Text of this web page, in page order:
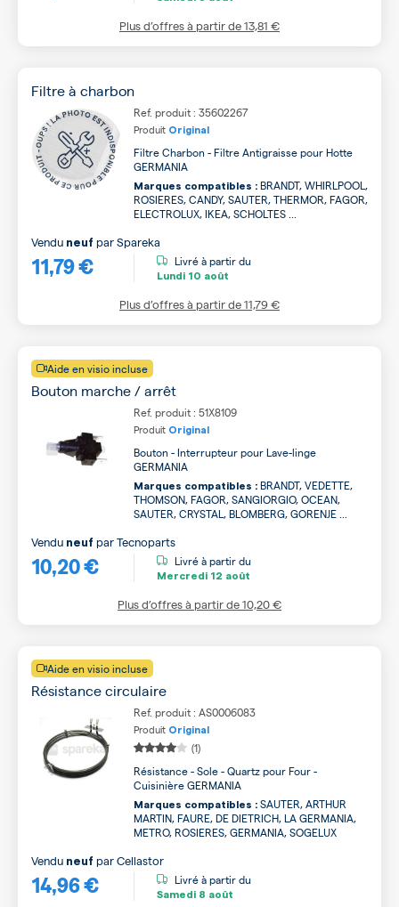
Plus d’offres à partir de13,81 €
Filtre à charbon
Ref. produit : 35602267
Produit Original
Filtre Charbon - Filtre Antigraisse pour Hotte
GERMANIA
Marques compatibles : BRANDT, WHIRLPOOL,
ROSIERES, CANDY, SAUTER, THERMOR, FAGOR,
ELECTROLUX, IKEA, SCHOLTES ...
11,79 €
Vendu neuf parSpareka
Livré à partir du
Lundi 10 août
Plus d’offres à partir de11,79 €
Aide en visio incluse
Bouton marche / arrêt
Ref. produit : 51X8109
Produit Original
Bouton - Interrupteur pour Lave-linge
GERMANIA
Marques compatibles : BRANDT, VEDETTE,
THOMSON, FAGOR, SANGIORGIO, OCEAN,
SAUTER, CRYSTAL, BLOMBERG, GORENJE ...
10,20 €
Vendu neuf parTecnoparts
Livré à partir du
Mercredi 12 août
Plus d’offres à partir de10,20 €
Aide en visio incluse
Résistance circulaire
Ref. produit : AS0006083
Produit Original
(1)
Résistance - Sole - Quartz pour Four -
Cuisinière GERMANIA
Marques compatibles : SAUTER, ARTHUR
MARTIN, FAURE, DE DIETRICH, LA GERMANIA,
METRO, ROSIERES, GERMANIA, SOGELUX
14,96 €
Vendu neuf parCellastor
Livré à partir du
Samedi 8 août